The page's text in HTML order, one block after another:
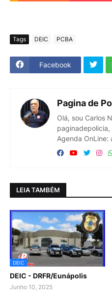
Tags DEIC PCBA
Facebook
Pagina de
Olá, sou Carlos
Agenda OnLine:
LEIA TAMBÉM
DEIC
DEIC - DRFR/Eunápolis
Junho 10, 2025